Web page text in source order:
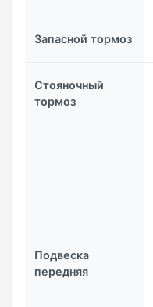
Запасной тормоз
Стояночный
тормоз
Подвеска
передняя